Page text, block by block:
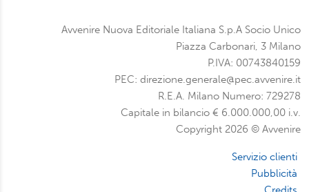
Avvenire Nuova Editoriale Italiana S.p.A Socio Unico
Piazza Carbonari, 3 Milano
P.IVA: 00743840159
PEC: direzione.generale@pec.avvenire.it
R.E.A. Milano Numero: 729278
Capitale in bilancio € 6.000.000,00 i.v.
Copyright 2026 © Avvenire
Servizio clienti
Pubblicità